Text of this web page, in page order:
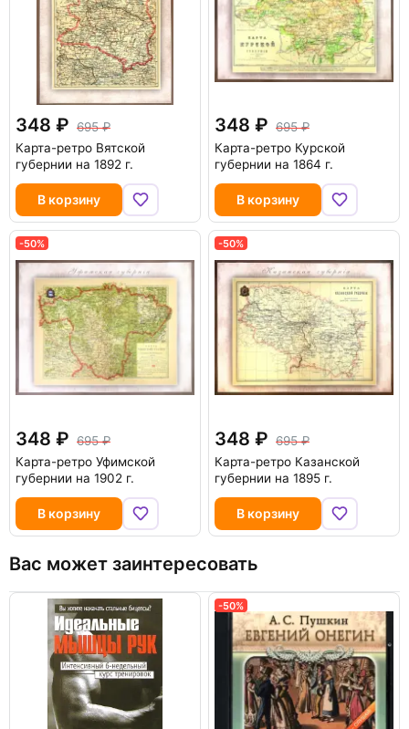
348
695
Карта-ретро Вятской
губернии на 1892 г.
В корзину
348
695
Карта-ретро Курской
губернии на 1864 г.
В корзину
-50%
348
695
Карта-ретро Уфимской
губернии на 1902 г.
В корзину
-50%
348
695
Карта-ретро Казанской
губернии на 1895 г.
В корзину
Вас может заинтересовать
-50%